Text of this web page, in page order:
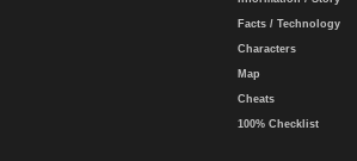
Facts / Technology
Characters
Map
Cheats
100% Checklist